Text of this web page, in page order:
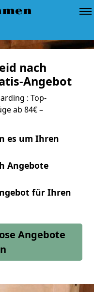
nach
Angebot
: Top-
ab 84€ –
es um Ihren
Angebote
für Ihren
Angebote